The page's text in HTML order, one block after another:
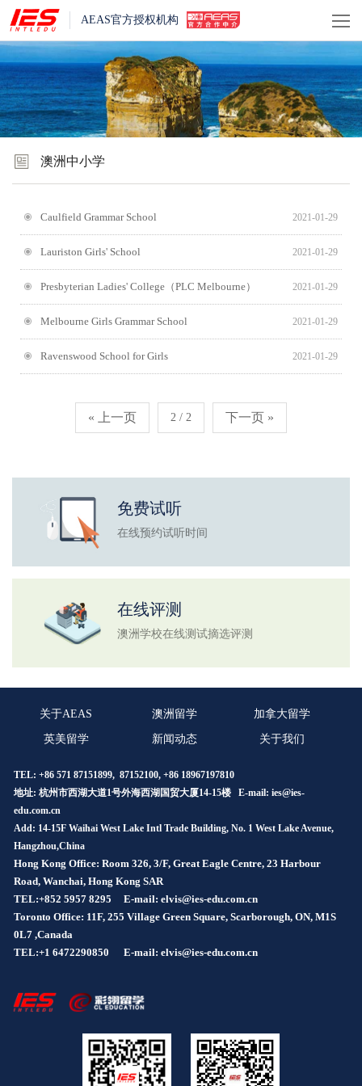
AEAS官方授权机构
澳洲中小学
2021-01-29
Caulfield Grammar School
2021-01-29
Lauriston Girls' School
2021-01-29
Presbyterian Ladies' College（PLC Melbourne）
2021-01-29
Melbourne Girls Grammar School
2021-01-29
Ravenswood School for Girls
« 上一页 2 / 2 下一页 »
免费试听
在线预约试听时间
在线评测
澳洲学校在线测试摘选评测
关于AEAS 澳洲留学 加拿大留学
英美留学 新闻动态 关于我们
TEL: +86 571 87151899, 87152100, +86 18967197810
地址: 杭州市西湖大道1号外海西湖国贸大厦14-15楼 E-mail: ies@ies-
edu.com.cn
Add: 14-15F Waihai West Lake Intl Trade Building, No. 1 West Lake Avenue,
Hangzhou,China
Hong Kong Office: Room 326, 3/F, Great Eagle Centre, 23 Harbour
Road, Wanchai, Hong Kong SAR
TEL:+852 5957 8295
E-mail: elvis@ies-edu.com.cn
Toronto Office: 11F, 255 Village Green Square, Scarborough, ON, M1S
0L7 ,Canada
TEL:+1 6472290850 E-mail: elvis@ies-edu.com.cn